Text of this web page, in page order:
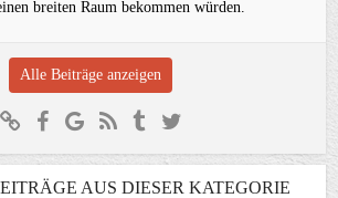
breiten Raum bekommen würden.
Alle Beiträge anzeigen
AUS DIESER KATEGORIE